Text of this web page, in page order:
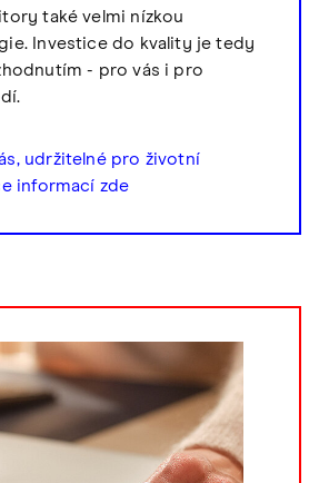
také velmi nízkou
Investice do kvality je tedy
- pro vás i pro
udržitelné pro životní
informací zde